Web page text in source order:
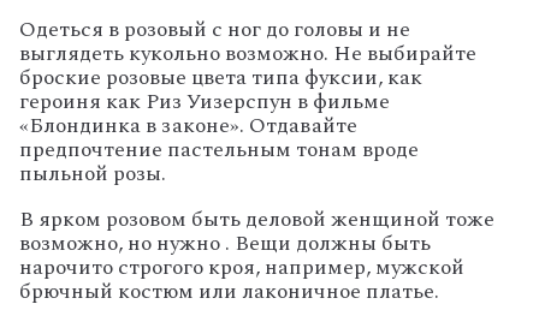
Одеться в розовый с ног до головы и не
выглядеть кукольно возможно. Не выбирайте
броские розовые цвета типа фуксии, как
героиня как Риз Уизерспун в фильме
«Блондинка в законе». Отдавайте
предпочтение пастельным тонам вроде
пыльной розы.
В ярком розовом быть деловой женщиной тоже
возможно, но нужно . Вещи должны быть
нарочито строгого кроя, например, мужской
брючный костюм или лаконичное платье.